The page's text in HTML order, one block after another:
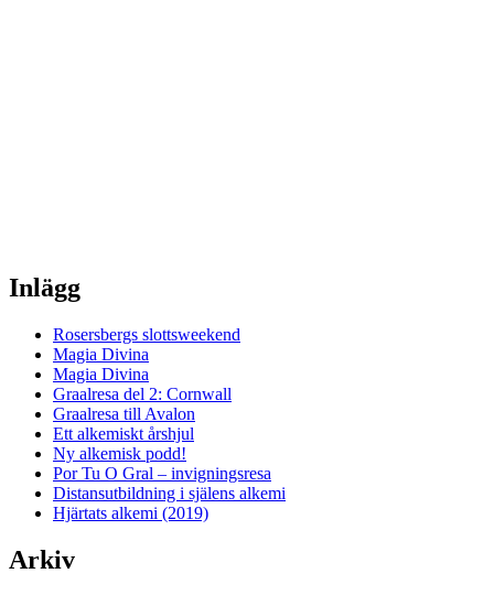
Inlägg
Rosersbergs slottsweekend
Magia Divina
Magia Divina
Graalresa del 2: Cornwall
Graalresa till Avalon
Ett alkemiskt årshjul
Ny alkemisk podd!
Por Tu O Gral – invigningsresa
Distansutbildning i själens alkemi
Hjärtats alkemi (2019)
Arkiv